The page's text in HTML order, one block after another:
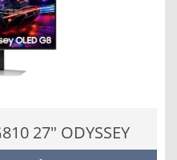
27" ODYSSEY